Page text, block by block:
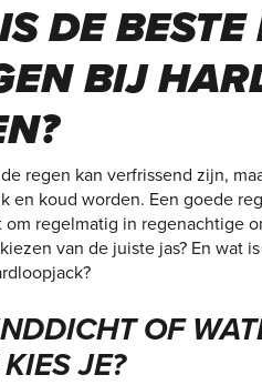
DE
BIJ
regen kan verfrissend zijn,
en koud worden. Een goede
om regelmatig in regenachtige
van de juiste jas? En wat
OF
JE?